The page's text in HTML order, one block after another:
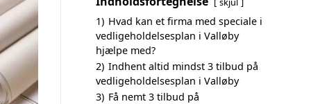
1) Hvad kan et firma med speciale i
vedligeholdelsesplan i Valløby
hjælpe med?
2) Indhent altid mindst 3 tilbud på
vedligeholdelsesplan i Valløby
3) Få nemt 3 tilbud på